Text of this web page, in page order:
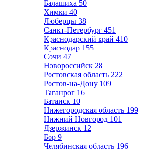
Балашиха 50
Химки 40
Люберцы 38
Санкт-Петербург 451
Краснодарский край 410
Краснодар 155
Сочи 47
Новороссийск 28
Ростовская область 222
Ростов-на-Дону 109
Таганрог 16
Батайск 10
Нижегородская область 199
Нижний Новгород 101
Дзержинск 12
Бор 9
Челябинская область 196